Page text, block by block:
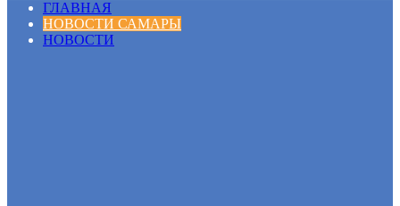
ГЛАВНАЯ
НОВОСТИ САМАРЫ
НОВОСТИ